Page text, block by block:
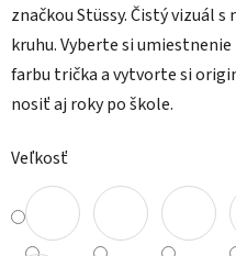
značkou Stüssy. Čistý vizuál
kruhu. Vyberte si
farbu trička a vytvorte si
nosiť aj roky po škole.
Veľkosť